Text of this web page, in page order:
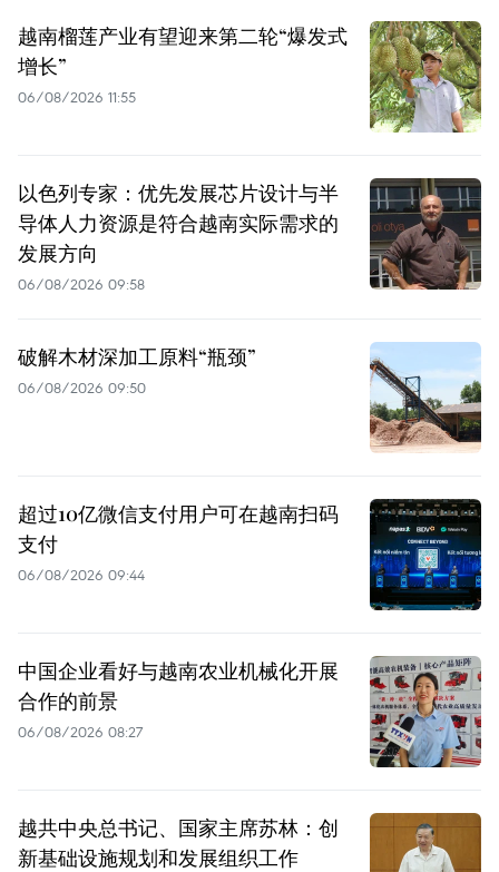
越南榴莲产业有望迎来第二轮“爆发式
增长”
06/08/2026 11:55
以色列专家：优先发展芯片设计与半
导体人力资源是符合越南实际需求的
发展方向
06/08/2026 09:58
破解木材深加工原料“瓶颈”
06/08/2026 09:50
超过10亿微信支付用户可在越南扫码
支付
06/08/2026 09:44
中国企业看好与越南农业机械化开展
合作的前景
06/08/2026 08:27
越共中央总书记、国家主席苏林：创
新基础设施规划和发展组织工作